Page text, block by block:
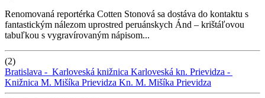
Renomovaná reportérka Cotten Stonová sa dostáva do kontaktu s
fantastickým nálezom uprostred peruánskych Ánd – krištáľovou
tabuľkou s vygravírovaným nápisom...
(2)
Bratislava - Karloveská knižnica Karloveská kn. Prievidza -
Knižnica M. Mišíka Prievidza Kn. M. Mišíka Prievidza